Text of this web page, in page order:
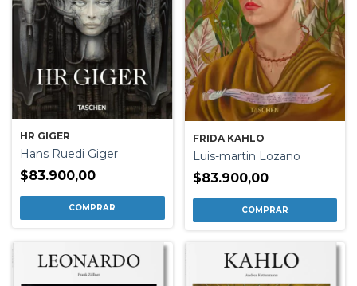
HR GIGER
Hans Ruedi Giger
$83.900,00
FRIDA KAHLO
Luis-martin Lozano
$83.900,00